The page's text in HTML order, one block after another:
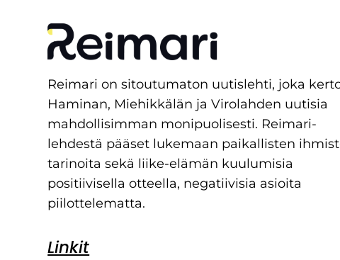
Reimari on sitoutumaton uutislehti, joka
Haminan, Miehikkälän ja Virolahden uutisia
mahdollisimman monipuolisesti. Reimari-
lehdestä pääset lukemaan paikallisten
tarinoita sekä liike-elämän kuulumisia
positiivisella otteella, negatiivisia asioita
piilottelematta.
Linkit